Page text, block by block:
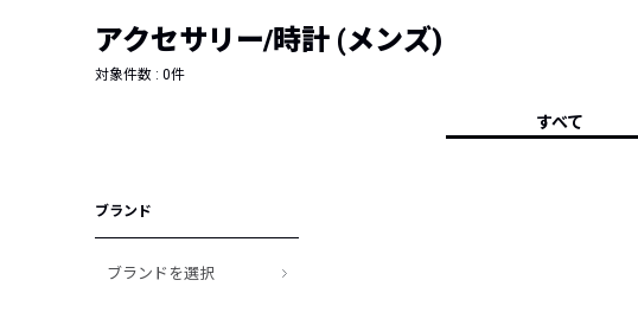
新着アイテム
編集部のおすすめアイテム
コーディネート
アクセサリー/時計 (メンズ)
対象件数 : 0件
すべて
ブランド
ブランドを選択